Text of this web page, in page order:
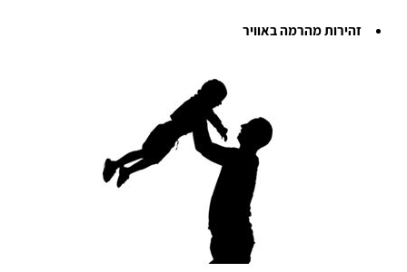
זהירות מהרמה באוויר